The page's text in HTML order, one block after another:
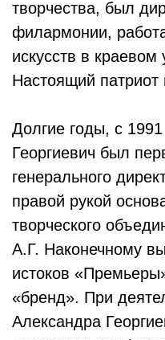
творчества, был
филармонии,
искусств в краевом
Настоящий патриот
Долгие годы, с
Георгиевич был
генерального
правой рукой
творческого
А.Г. Наконечному
истоков
«бренд». При
Александра